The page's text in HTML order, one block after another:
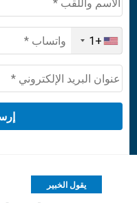
United
States
+1
+1
يقول الخبير